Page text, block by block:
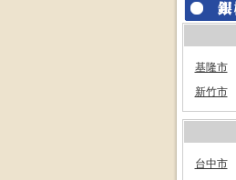
基隆市
新竹市
台中市